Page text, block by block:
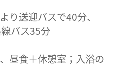
り送迎バスで40分、
バス35分
昼食＋休憩室；入浴の